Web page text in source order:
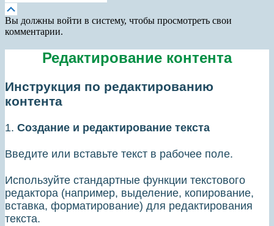
вверх
Вы должны войти в систему, чтобы просмотреть свои
комментарии.
Редактирование контента
Инструкция по редактированию
контента
1. Создание и редактирование текста
Введите или вставьте текст в рабочее поле.
Используйте стандартные функции текстового
редактора (например, выделение, копирование,
вставка, форматирование) для редактирования
текста.